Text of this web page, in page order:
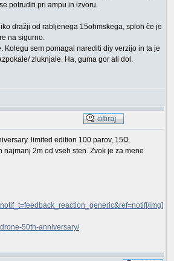
potruditi pri ampu in izvoru.
dražji od rabljenega 15ohmskega, sploh če je
na sigurno.
Kolegu sem pomagal narediti diy verzijo in ta je
zluknjale. Ha, guma gor ali dol.
limited edition 100 parov, 15Ω.
2m od vseh sten. Zvok je za mene
img]
50th-anniversary/